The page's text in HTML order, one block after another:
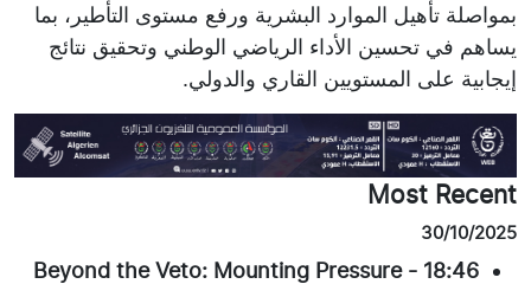
بمواصلة تأهيل الموارد البشرية ورفع مستوى التأطير، بما
يساهم في تحسين الأداء الرياضي الوطني وتحقيق نتائج
إيجابية على المستويين القاري والدولي.
Most Recent
30/10/2025
18:46
-
Beyond the Veto: Mounting Pressure